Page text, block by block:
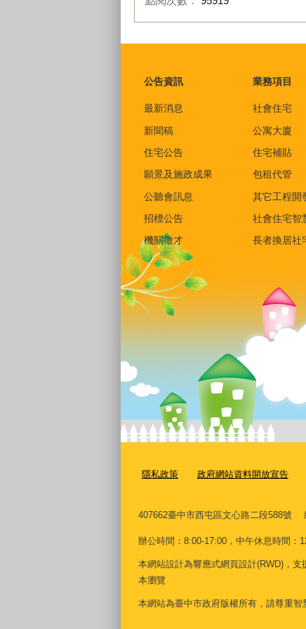
公告資訊
最新消息
新聞稿
住宅公告
願景及施政成果
公聽會訊息
招標公告
機關徵才
業務項目
社會住宅
公寓大廈
住宅補貼
包租代管
其它工程開
社會住宅智
長者換居社
隱私政策 政府網站資料開放宣告
407662臺中市西屯區文心路二段588號
辦公時間：8:00-17:00，中午休息時間：
本網站設計為響應式網頁設計(RWD)，
本瀏覽
本網站為臺中市政府版權所有，請尊重